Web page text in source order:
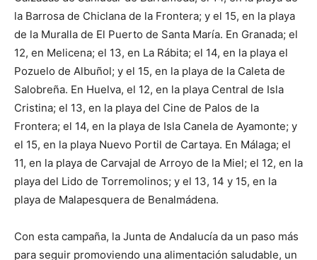
la Barrosa de Chiclana de la Frontera; y el 15, en la playa
de la Muralla de El Puerto de Santa María. En Granada; el
12, en Melicena; el 13, en La Rábita; el 14, en la playa el
Pozuelo de Albuñol; y el 15, en la playa de la Caleta de
Salobreña. En Huelva, el 12, en la playa Central de Isla
Cristina; el 13, en la playa del Cine de Palos de la
Frontera; el 14, en la playa de Isla Canela de Ayamonte; y
el 15, en la playa Nuevo Portil de Cartaya. En Málaga; el
11, en la playa de Carvajal de Arroyo de la Miel; el 12, en la
playa del Lido de Torremolinos; y el 13, 14 y 15, en la
playa de Malapesquera de Benalmádena.
Con esta campaña, la Junta de Andalucía da un paso más
para seguir promoviendo una alimentación saludable, un